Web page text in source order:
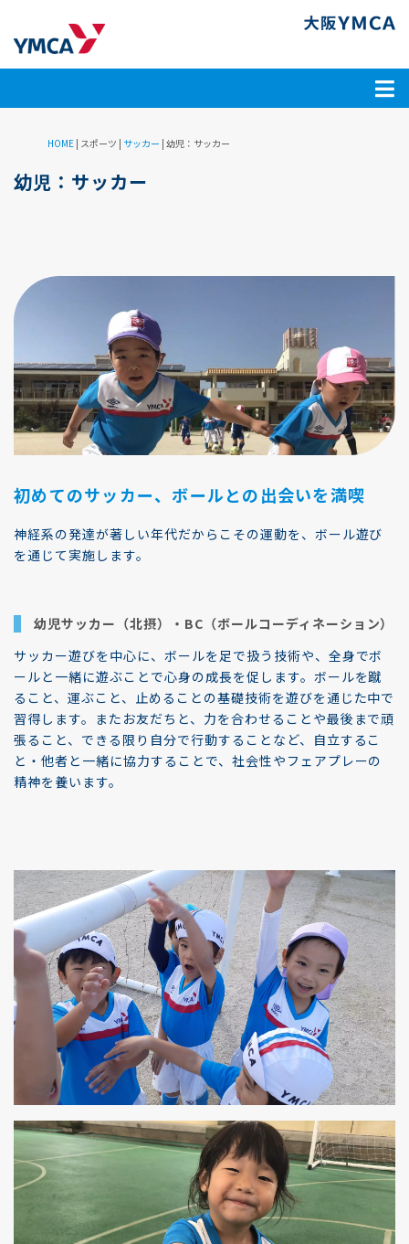
HOME| スポーツ | サッカー | 幼児：サッカー
幼児：サッカー
初めてのサッカー、ボールとの出会いを満喫
神経系の発達が著しい年代だからこその運動を、ボール遊び
を通じて実施します。
幼児サッカー（北摂）・BC（ボールコーディネーション）
サッカー遊びを中心に、ボールを足で扱う技術や、全身でボ
ールと一緒に遊ぶことで心身の成長を促します。ボールを蹴
ること、運ぶこと、止めることの基礎技術を遊びを通じた中で
習得します。またお友だちと、力を合わせることや最後まで頑
張ること、できる限り自分で行動することなど、自立するこ
と・他者と一緒に協力することで、社会性やフェアプレーの
精神を養います。